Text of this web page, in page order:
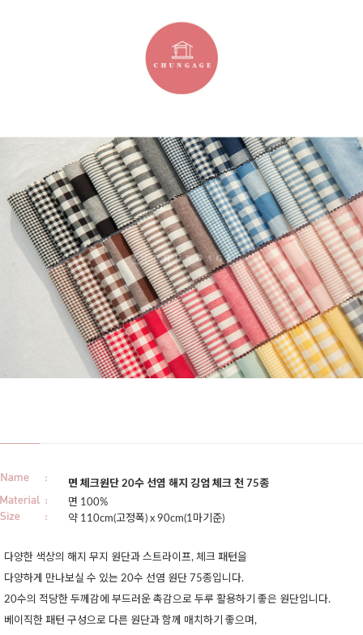
면 체크원단 20수 선염 해지 깅엄 체크 천 75종
면 100%
약 110cm(고정폭) x 90cm(1마기준)
다양한 색상의 해지 무지 원단과 스트라이프, 체크 패턴을
다양하게 만나보실 수 있는 20수 선염 원단 75종입니다.
20수의 적당한 두께감에 부드러운 촉감으로 두루 활용하기 좋은 원단입니다.
베이직한 패턴 구성으로 다른 원단과 함께 매치하기 좋으며,